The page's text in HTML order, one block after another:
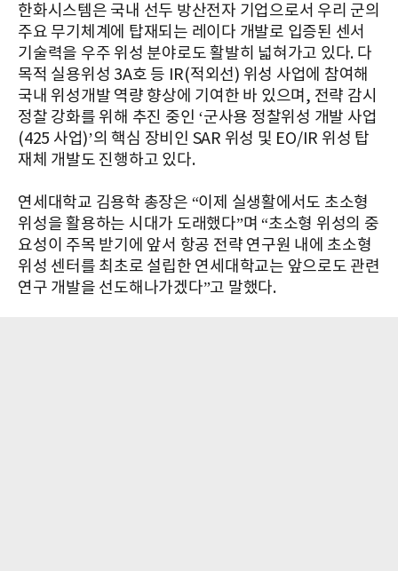
한화시스템은 국내 선두 방산전자 기업으로서 우리 군의
주요 무기체계에 탑재되는 레이다 개발로 입증된 센서
기술력을 우주 위성 분야로도 활발히 넓혀가고 있다. 다
목적 실용위성 3A호 등 IR(적외선) 위성 사업에 참여해
국내 위성개발 역량 향상에 기여한 바 있으며, 전략 감시
정찰 강화를 위해 추진 중인 ‘군사용 정찰위성 개발 사업
(425 사업)’의 핵심 장비인 SAR 위성 및 EO/IR 위성 탑
재체 개발도 진행하고 있다.
연세대학교 김용학 총장은 “이제 실생활에서도 초소형
위성을 활용하는 시대가 도래했다”며 “초소형 위성의 중
요성이 주목 받기에 앞서 항공 전략 연구원 내에 초소형
위성 센터를 최초로 설립한 연세대학교는 앞으로도 관련
연구 개발을 선도해나가겠다”고 말했다.